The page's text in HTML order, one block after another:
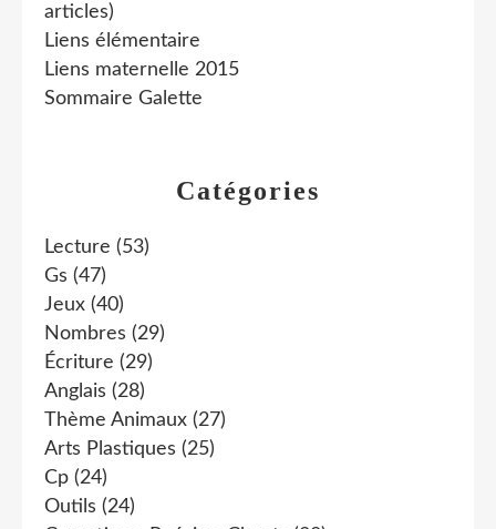
Catégories
Lecture (53)
Gs (47)
Jeux (40)
Nombres (29)
Écriture (29)
Anglais (28)
Thème Animaux (27)
Arts Plastiques (25)
Cp (24)
Outils (24)
articles)
Liens élémentaire
Liens maternelle 2015
Sommaire Galette